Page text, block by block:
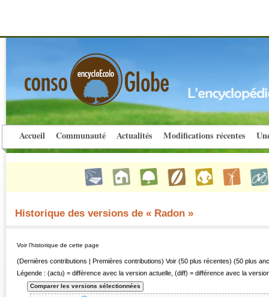
Accueil Communauté Actualités Modifications récentes
Historique des versions de « Radon »
Voir l’historique de cette page
(Dernières contributions | Premières contributions) Voir (50 plus récentes) (50 plus
Légende : (actu) = différence avec la version actuelle, (diff) = différence avec la